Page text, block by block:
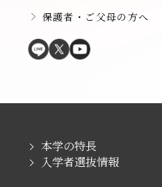
保護者・ご父母の方へ
本学の特長
入学者選抜情報